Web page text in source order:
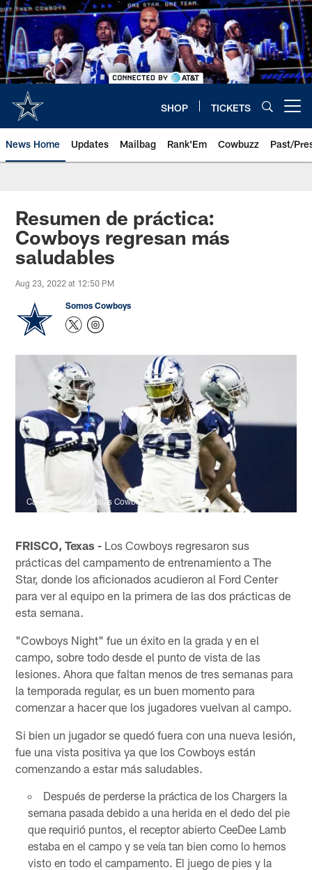
Skip
to
main
content
SHOP TICKETS
News Home Updates Mailbag Rank'Em Cowbuzz Past/
Resumen de práctica:
Cowboys regresan más
saludables
Aug 23, 2022 at 12:50 PM
Somos Cowboys
Callena Williams/Dallas Cowboys
FRISCO, Texas - Los Cowboys regresaron sus
prácticas del campamento de entrenamiento a The
Star, donde los aficionados acudieron al Ford Center
para ver al equipo en la primera de las dos prácticas de
esta semana.
"Cowboys Night" fue un éxito en la grada y en el
campo, sobre todo desde el punto de vista de las
lesiones. Ahora que faltan menos de tres semanas para
la temporada regular, es un buen momento para
comenzar a hacer que los jugadores vuelvan al campo.
Si bien un jugador se quedó fuera con una nueva lesión,
fue una vista positiva ya que los Cowboys están
comenzando a estar más saludables.
Después de perderse la práctica de los Chargers la
semana pasada debido a una herida en el dedo del pie
que requirió puntos, el receptor abierto CeeDee Lamb
estaba en el campo y se veía tan bien como lo hemos
visto en todo el campamento. El juego de pies y la